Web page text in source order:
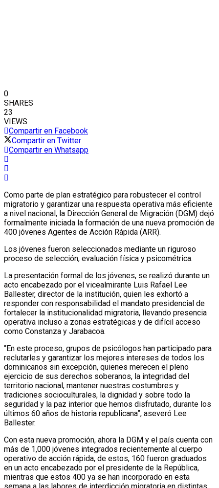
0
SHARES
23
VIEWS
Compartir en Facebook
Compartir en Twitter
Compartir en Whatsapp
Como parte de plan estratégico para robustecer el control
migratorio y garantizar una respuesta operativa más eficiente
a nivel nacional, la Dirección General de Migración (DGM) dejó
formalmente iniciada la formación de una nueva promoción de
400 jóvenes Agentes de Acción Rápida (ARR).
Los jóvenes fueron seleccionados mediante un riguroso
proceso de selección, evaluación física y psicométrica.
La presentación formal de los jóvenes, se realizó durante un
acto encabezado por el vicealmirante Luis Rafael Lee
Ballester, director de la institución, quien les exhortó a
responder con responsabilidad el mandato presidencial de
fortalecer la institucionalidad migratoria, llevando presencia
operativa incluso a zonas estratégicas y de difícil acceso
como Constanza y Jarabacoa.
“En este proceso, grupos de psicólogos han participado para
reclutarles y garantizar los mejores intereses de todos los
dominicanos sin excepción, quienes merecen el pleno
ejercicio de sus derechos soberanos, la integridad del
territorio nacional, mantener nuestras costumbres y
tradiciones socioculturales, la dignidad y sobre todo la
seguridad y la paz interior que hemos disfrutado, durante los
últimos 60 años de historia republicana”, aseveró Lee
Ballester.
Con esta nueva promoción, ahora la DGM y el país cuenta con
más de 1,000 jóvenes integrados recientemente al cuerpo
operativo de acción rápida, de estos, 160 fueron graduados
en un acto encabezado por el presidente de la República,
mientras que estos 400 ya se han incorporado en esta